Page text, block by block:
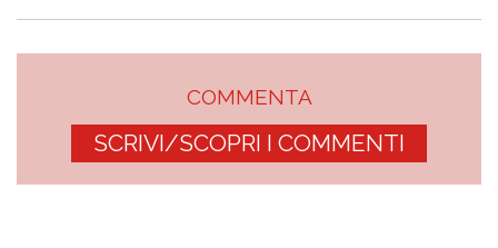
COMMENTA
SCRIVI/SCOPRI I COMMENTI